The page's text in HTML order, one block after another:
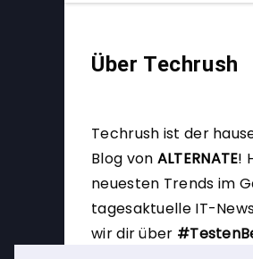
Über Techrush
Techrush ist der
Blog von ALTERNATE!
neuesten Trends im
tagesaktuelle IT-
wir dir über